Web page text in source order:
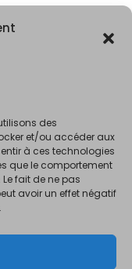
des
et/ou accéder aux
à ces technologies
que le comportement
fait de ne pas
avoir un effet négatif
aux femme
de moins de 18 ans.
avoir 18 ans révolus.